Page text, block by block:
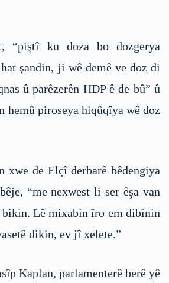
“piştî ku doza bo dozgerya
şandin, ji wê demê ve doz di
û parêzerên HDP ê de bû” û
hemû piroseya hiqûqîya wê doz
xwe de Elçî derbarê bêdengiya
“me nexwest li ser êşa van
bikin. Lê mixabin îro em dibînin
dikin, ev jî xelete.”
Kaplan, parlamenterê berê yê